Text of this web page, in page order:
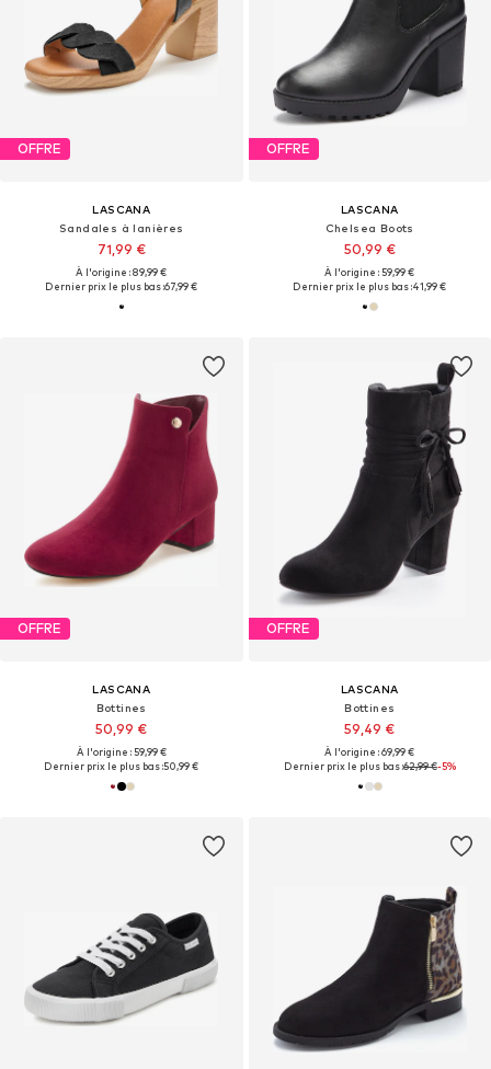
OFFRE
LASCANA
Sandales à lanières
71,99 €
À l'origine : 89,99 €
Dernier prix le plus bas :67,99 €
OFFRE
LASCANA
Chelsea Boots
50,99 €
À l'origine : 59,99 €
Dernier prix le plus bas :41,99 €
OFFRE
LASCANA
Bottines
50,99 €
À l'origine : 59,99 €
Dernier prix le plus bas :50,99 €
OFFRE
LASCANA
Bottines
59,49 €
À l'origine : 69,99 €
Dernier prix le plus bas :62,99 €-5%